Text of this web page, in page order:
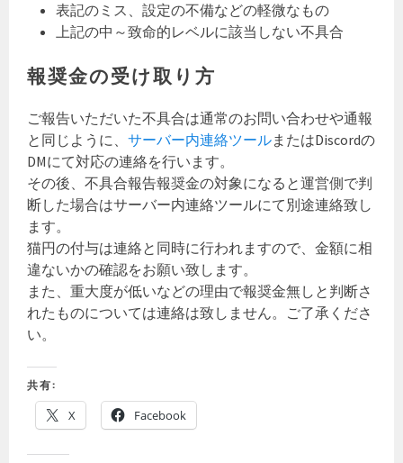
表記のミス、設定の不備などの軽微なもの
上記の中～致命的レベルに該当しない不具合
報奨金の受け取り方
ご報告いただいた不具合は通常のお問い合わせや通報
と同じように、サーバー内連絡ツールまたはDiscordの
DMにて対応の連絡を行います。
その後、不具合報告報奨金の対象になると運営側で判
断した場合はサーバー内連絡ツールにて別途連絡致し
ます。
猫円の付与は連絡と同時に行われますので、金額に相
違ないかの確認をお願い致します。
また、重大度が低いなどの理由で報奨金無しと判断さ
れたものについては連絡は致しません。ご了承くださ
い。
共有:
X Facebook